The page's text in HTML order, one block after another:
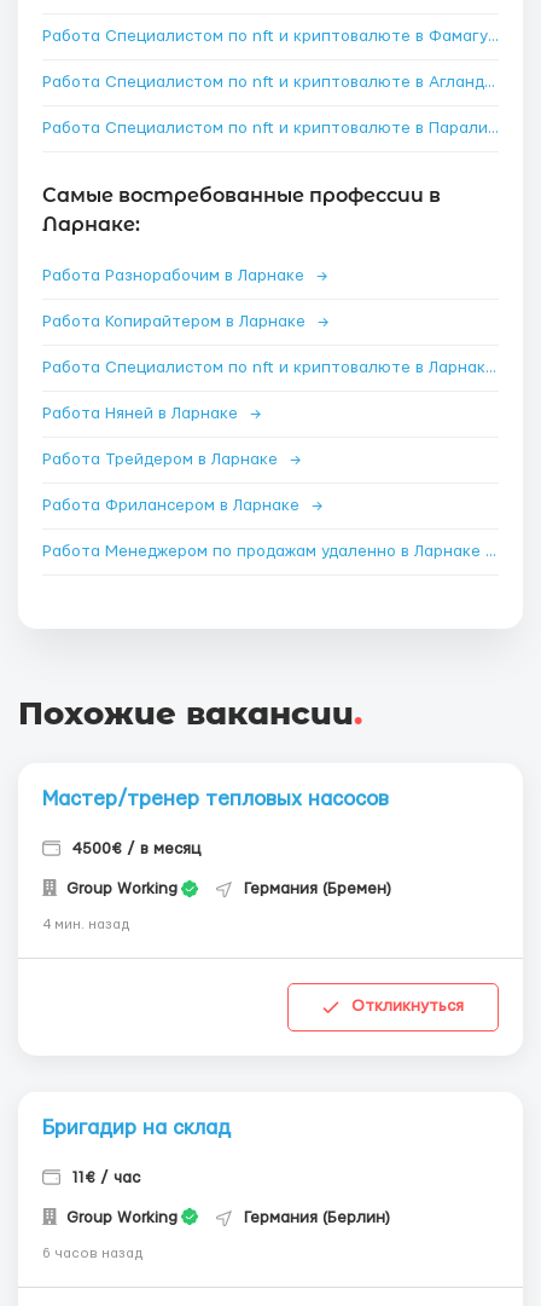
Работа Специалистом по nft и криптовалюте в Фамагуста
Работа Специалистом по nft и криптовалюте в Агландзия
Работа Специалистом по nft и криптовалюте в Паралимни
Самые востребованные профессии в
Ларнаке:
Работа Разнорабочим в Ларнаке →
Работа Копирайтером в Ларнаке →
Работа Специалистом по nft и криптовалюте в Ларнаке
Работа Няней в Ларнаке →
Работа Трейдером в Ларнаке →
Работа Фрилансером в Ларнаке →
Работа Менеджером по продажам удаленно в Ларнаке→
Похожие вакансии.
Мастер/тренер тепловых насосов
4500€ / в месяц
Group Working Германия (Бремен)
4 мин. назад
Откликнуться
Бригадир на склад
11€ / час
Group Working Германия (Берлин)
6 часов назад